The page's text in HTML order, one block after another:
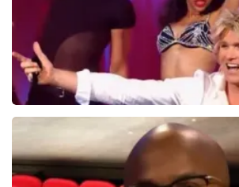
Hans Klok
314+ reviews
BEKIJKEN